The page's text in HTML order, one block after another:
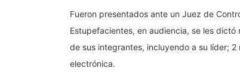
Fueron presentados ante un Juez de
Estupefacientes, en audiencia, se les
de sus integrantes, incluyendo a su líder;
electrónica.